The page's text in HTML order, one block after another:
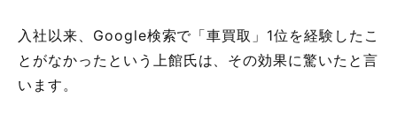
入社以来、Google検索で「車買取」1位を経験したこ
とがなかったという上館氏は、その効果に驚いたと言
います。